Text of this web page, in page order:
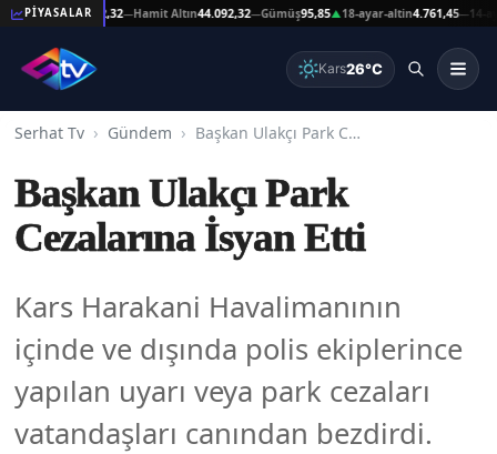
PİYASALAR
Altın44.092,32 —Hamit Altın44.092,32—Gümüş95,85▲18-ayar-altin4.761,45—14-ayar-
Kars26°C
Serhat Tv Gündem Başkan Ulakçı Park Cezalarına İsyan Etti
Başkan Ulakçı Park
Cezalarına İsyan Etti
Kars Harakani Havalimanının
içinde ve dışında polis ekiplerince
yapılan uyarı veya park cezaları
vatandaşları canından bezdirdi.